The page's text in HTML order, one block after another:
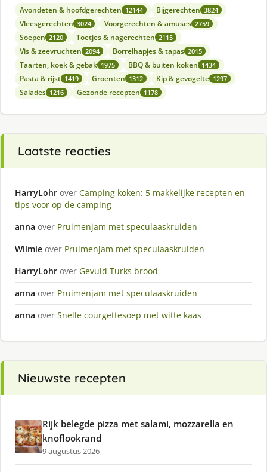
Avondeten & hoofdgerechten 12144 Bijgerechten 3824
Vleesgerechten 3024 Voorgerechten & amuses 2759
Soepen 2120 Toetjes & nagerechten 2115
Vis & zeevruchten 2094 Borrelhapjes & tapas 2015
Taarten, koek & gebak 1975 BBQ & buiten koken 1434
Pasta & rijst 1419 Groenten 1312 Kip & gevogelte 1297
Salades 1216 Gezonde recepten 1178
Laatste reacties
HarryLohr over Camping koken: 5 makkelijke recepten en
tips voor op de camping
anna over Pruimenjam met speculaaskruiden
Wilmie over Pruimenjam met speculaaskruiden
HarryLohr over Gevuld Turks brood
anna over Pruimenjam met speculaaskruiden
anna over Snelle courgettesoep met witte kaas
Nieuwste recepten
Rijk belegde pizza met salami, mozzarella en
knoflookrand
9 augustus 2026